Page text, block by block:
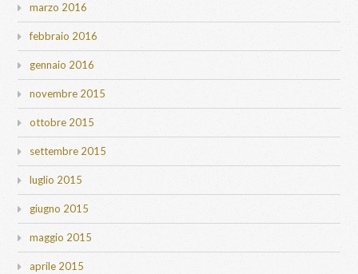
marzo 2016
febbraio 2016
gennaio 2016
novembre 2015
ottobre 2015
settembre 2015
luglio 2015
giugno 2015
maggio 2015
aprile 2015